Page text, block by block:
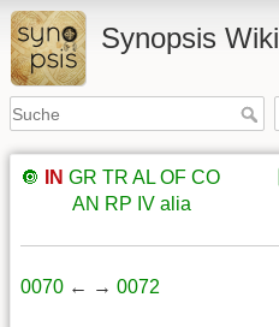
Synopsis Wiki
🔘 IN GR TR AL OF CO
AN RP IV alia
0070 ← → 0072